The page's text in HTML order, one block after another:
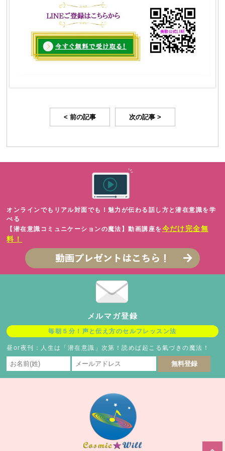
< 前の記事 次の記事 >
オンラインでもリアル対面でも！魅力が伝わる話し方と潜在意識を学
べる
【潜在意識コミュニケーションの魔法】動画講座を今だけ完全無
料！
メルマガ登録
毎朝５分！声と伝え方のセルフレッスン法
昼or夜刊：人生は「潜在意識」次第！読めば起こる氣づきの魔法！